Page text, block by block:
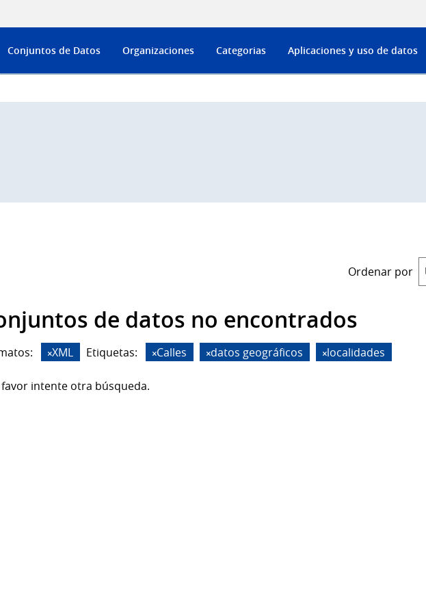
Conjuntos de Datos Organizaciones Categorias Aplicaciones y uso de datos
Ordenar por
de datos no encontrados
XML Etiquetas: Calles datos geográficos localidades
intente otra búsqueda.